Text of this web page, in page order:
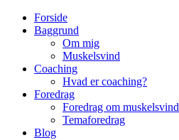
Forside
Baggrund
Om mig
Muskelsvind
Coaching
Hvad er coaching?
Foredrag
Foredrag om muskelsvind
Temaforedrag
Blog